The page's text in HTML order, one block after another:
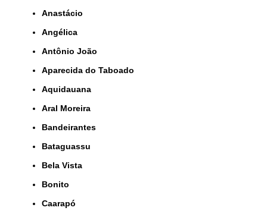
Anastácio
Angélica
Antônio João
Aparecida do Taboado
Aquidauana
Aral Moreira
Bandeirantes
Bataguassu
Bela Vista
Bonito
Caarapó